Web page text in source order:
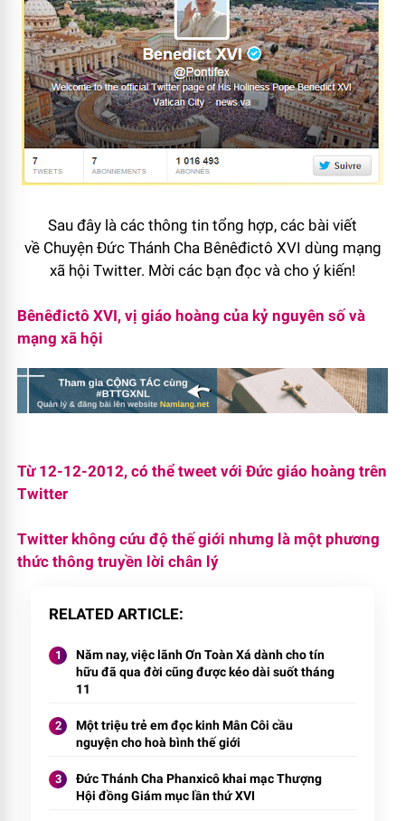
Sau đây là các thông tin tổng hợp, các bài viết
về Chuyện Đức Thánh Cha Bênêđictô XVI dùng mạng
xã hội Twitter. Mời các bạn đọc và cho ý kiến!
Bênêđictô XVI, vị giáo hoàng của kỷ nguyên số và
mạng xã hội
Từ 12-12-2012, có thể tweet với Đức giáo hoàng trên
Twitter
Twitter không cứu độ thế giới nhưng là một phương
thức thông truyền lời chân lý
RELATED ARTICLE
Năm nay, việc lãnh Ơn Toàn Xá dành cho tín
hữu đã qua đời cũng được kéo dài suốt tháng
11
Một triệu trẻ em đọc kinh Mân Côi cầu
nguyện cho hoà bình thế giới
Đức Thánh Cha Phanxicô khai mạc Thượng
Hội đồng Giám mục lần thứ XVI